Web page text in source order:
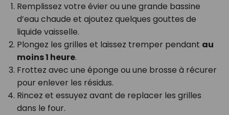
Remplissez votre évier ou une grande bassine
d’eau chaude et ajoutez quelques gouttes de
liquide vaisselle.
Plongez les grilles et laissez tremper pendant au
moins 1 heure.
Frottez avec une éponge ou une brosse à récurer
pour enlever les résidus.
Rincez et essuyez avant de replacer les grilles
dans le four.